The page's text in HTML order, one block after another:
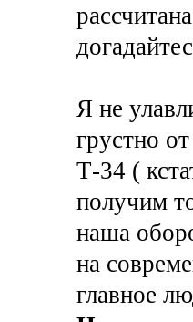
Я не
грустно
Т-34 (
получим
наша
на
главное